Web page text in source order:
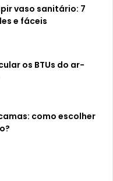
vaso sanitário: 7
e fáceis
os BTUs do ar-
como escolher